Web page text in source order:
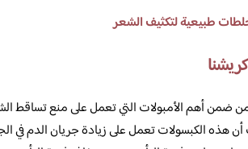
طبيعية لتكثيف الشعر
ضمن أهم الأمبولات التي تعمل على منع تساقط
هذه الكبسولات تعمل على زيادة جريان الدم في